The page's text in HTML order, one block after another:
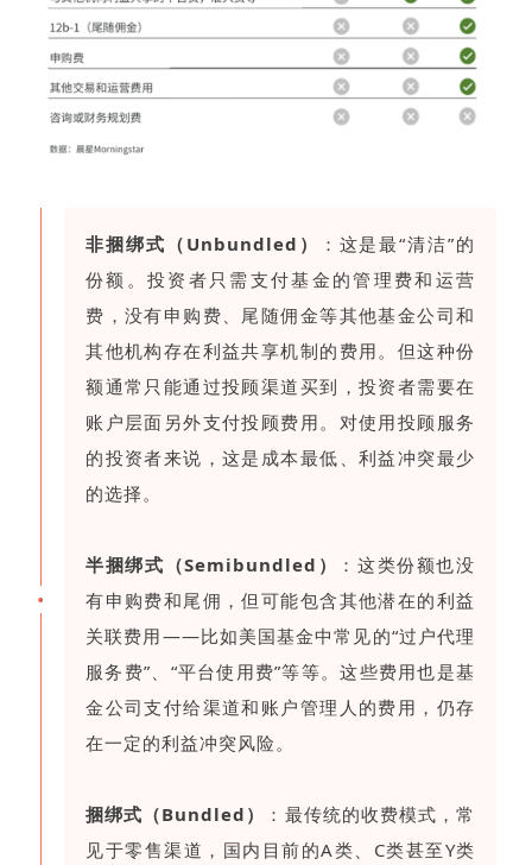
•
非捆绑式（Unbundled）
：这是最“清洁”的
份额。投资者只需支付基金的管理费和运营
费，没有申购费、尾随佣金等其他基金公司和
其他机构存在利益共享机制的费用。但这种份
额通常只能通过投顾渠道买到，投资者需要在
账户层面另外支付投顾费用。对使用投顾服务
的投资者来说，这是成本最低、利益冲突最少
的选择。
半捆绑式（Semibundled）
：这类份额也没
有申购费和尾佣，但可能包含其他潜在的利益
关联费用——比如美国基金中常见的“过户代理
服务费”、“平台使用费”等等。这些费用也是基
金公司支付给渠道和账户管理人的费用，仍存
在一定的利益冲突风险。
捆绑式（Bundled）
：最传统的收费模式，常
见于零售渠道，国内目前的A类、C类甚至Y类